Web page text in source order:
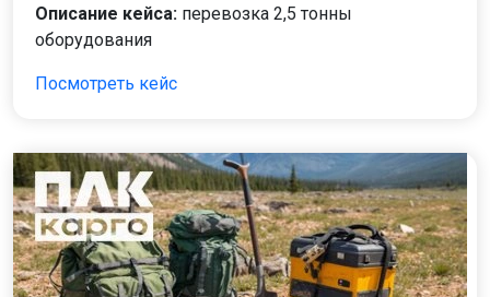
Описание кейса: перевозка 2,5 тонны
оборудования
Посмотреть кейс